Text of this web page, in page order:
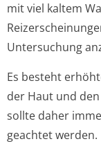
mit viel kaltem
Untersuchung
Es besteht
der Haut und
sollte daher
geachtet werden.